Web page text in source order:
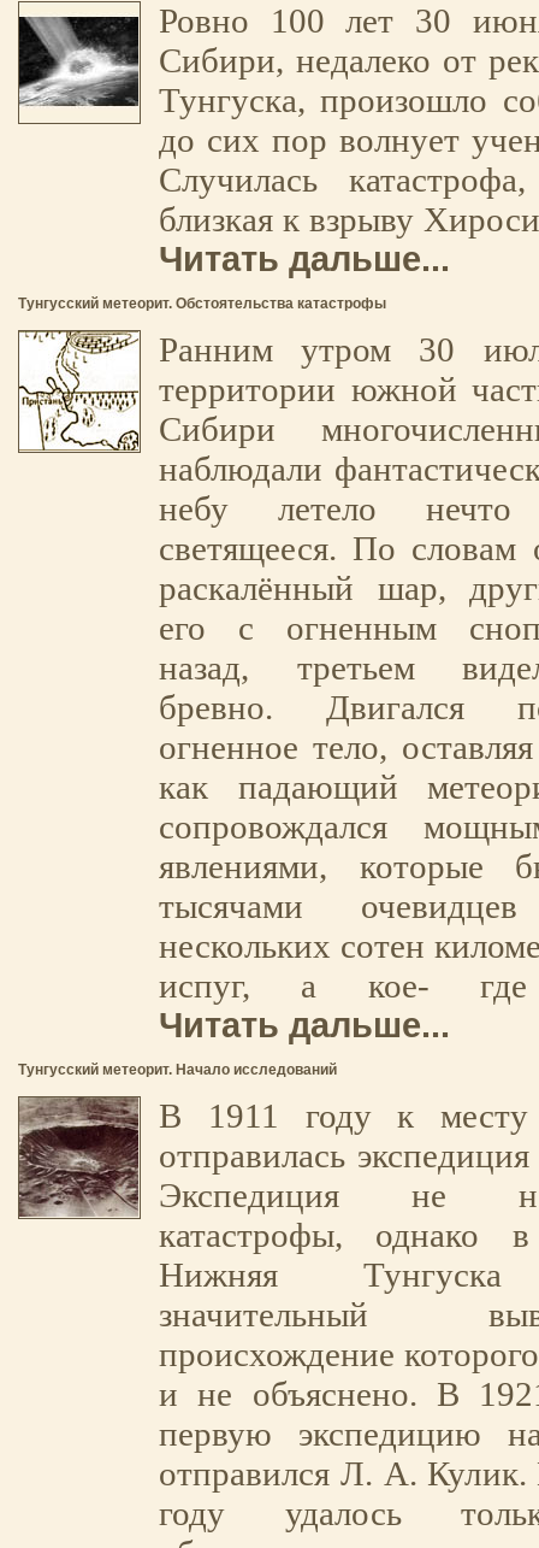
Ровно 100 лет 30
Сибири, недалеко от
Тунгуска, произошло
до сих пор волнует
Случилась
близкая к взрыву
Читать дальше...
Тунгусский метеорит. Обстоятельства катастрофы
Ранним утром 30
территории южной
Сибири
наблюдали
небу летело
светящееся. По словам
раскалённый шар,
его с огненным
назад, третьем
бревно. Двигался
огненное тело,
как падающий
сопровождался
явлениями, которые
тысячами
нескольких сотен
испуг, а кое-
Читать дальше...
Тунгусский метеорит. Начало исследований
В 1911 году к
отправилась
Экспедиция не
катастрофы, однако
Нижняя Тунгуска
значительный
происхождение
и не объяснено. В
первую экспедицию
отправился Л. А.
году удалось